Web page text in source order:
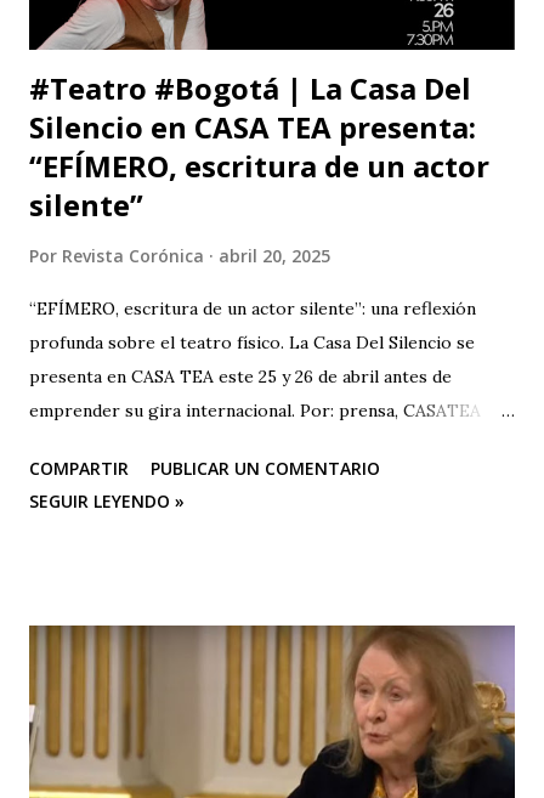
#Teatro #Bogotá | La Casa Del
Silencio en CASA TEA presenta:
“EFÍMERO, escritura de un actor
silente”
Por Revista Corónica abril 20, 2025
“EFÍMERO, escritura de un actor silente”: una reflexión
profunda sobre el teatro físico. La Casa Del Silencio se
presenta en CASA TEA este 25 y 26 de abril antes de
emprender su gira internacional. Por: prensa, CASATEA
CASA TEA con sus últimas funciones este 25 y 26 de abril de
“Efímero”, La Casa del Silencio se embarcará en una gira
imborrable en todos los que la presencien." La Casa del
Silencio se embarcará nuevamente en una gira
internacional, llevando su importante trabajo de teatro
físico con funciones y seminarios a escenarios de Portugal
(dónde La Casa Del Silencio tiene una presencia significativa
COMPARTIR
PUBLICAR UN COMENTARIO
SEGUIR LEYENDO »